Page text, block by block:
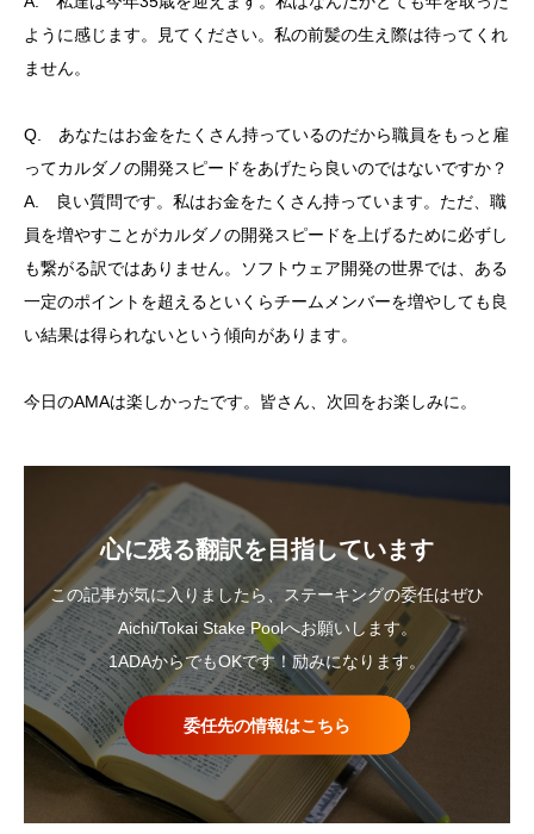
ように感じます。見てください。私の前髪の生え際は待ってくれ
ません。
Q. あなたはお金をたくさん持っているのだから職員をもっと雇
ってカルダノの開発スピードをあげたら良いのではないですか？
A. 良い質問です。私はお金をたくさん持っています。ただ、職
員を増やすことがカルダノの開発スピードを上げるために必ずし
も繋がる訳ではありません。ソフトウェア開発の世界では、ある
一定のポイントを超えるといくらチームメンバーを増やしても良
い結果は得られないという傾向があります。
今日のAMAは楽しかったです。皆さん、次回をお楽しみに。
心に残る翻訳を目指しています
この記事が気に入りましたら、ステーキングの委任はぜひ
Aichi/Tokai Stake Poolへお願いします。
1ADAからでもOKです！励みになります。
委任先の情報はこちら